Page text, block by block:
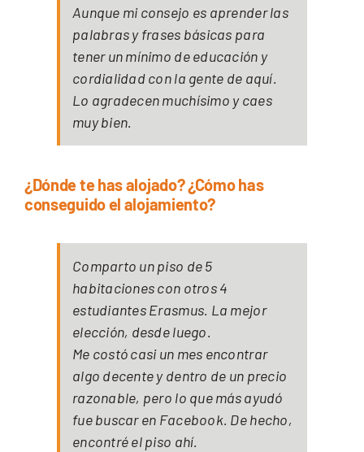
Aunque mi consejo es aprender las
palabras y frases básicas para
tener un mínimo de educación y
cordialidad con la gente de aquí.
Lo agradecen muchísimo y caes
muy bien.
¿Dónde te has alojado? ¿Cómo has
conseguido el alojamiento?
Comparto un piso de 5
habitaciones con otros 4
estudiantes Erasmus. La mejor
elección, desde luego.
Me costó casi un mes encontrar
algo decente y dentro de un precio
razonable, pero lo que más ayudó
fue buscar en Facebook. De hecho,
encontré el piso ahí.